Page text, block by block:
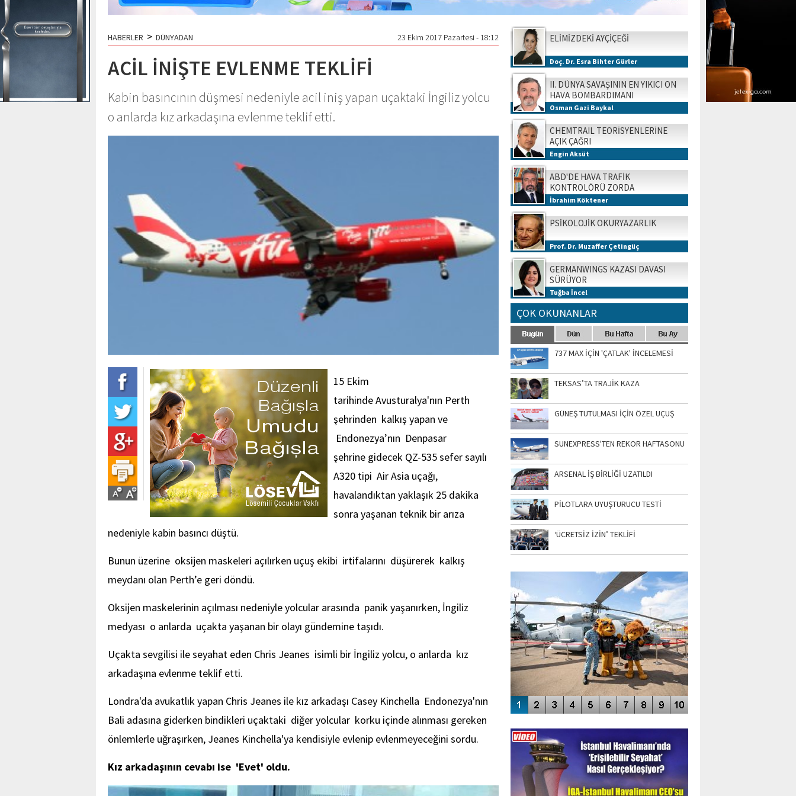
HABERLER > DÜNYADAN 23 Ekim 2017 Pazartesi - 18:12
ACİL İNİŞTE EVLENME TEKLİFİ
Kabin basıncının düşmesi nedeniyle acil iniş yapan uçaktaki İngiliz yolcu
o anlarda kız arkadaşına evlenme teklif etti.
15 Ekim
tarihinde Avusturalya'nın Perth
şehrinden kalkış yapan ve
Endonezya’nın Denpasar
şehrine gidecek QZ-535 sefer sayılı
A320 tipi Air Asia uçağı,
havalandıktan yaklaşık 25 dakika
sonra yaşanan teknik bir arıza
nedeniyle kabin basıncı düştü.
Bunun üzerine oksijen maskeleri açılırken uçuş ekibi irtifalarını düşürerek kalkış
meydanı olan Perth’e geri döndü.
Oksijen maskelerinin açılması nedeniyle yolcular arasında panik yaşanırken, İngiliz
medyası o anlarda uçakta yaşanan bir olayı gündemine taşıdı.
Uçakta sevgilisi ile seyahat eden Chris Jeanes isimli bir İngiliz yolcu, o anlarda kız
arkadaşına evlenme teklif etti.
Londra'da avukatlık yapan Chris Jeanes ile kız arkadaşı Casey Kinchella Endonezya'nın
Bali adasına giderken bindikleri uçaktaki diğer yolcular korku içinde alınması gereken
önlemlerle uğraşırken, Jeanes Kinchella'ya kendisiyle evlenip evlenmeyeceğini sordu.
Kız arkadaşının cevabı ise 'Evet' oldu.
ELİMİZDEKİ AYÇİÇEĞİ
Doç. Dr. Esra Bihter Gürler
II. DÜNYA SAVAŞININ EN YIKICI ON
HAVA BOMBARDIMANI
Osman Gazi Baykal
CHEMTRAIL TEORİSYENLERİNE
AÇIK ÇAĞRI
Engin Aksüt
ABD'DE HAVA TRAFİK
KONTROLÖRÜ ZORDA
İbrahim Köktener
PSİKOLOJİK OKURYAZARLIK
Prof. Dr. Muzaffer Çetingüç
GERMANWINGS KAZASI DAVASI
SÜRÜYOR
Tuğba İncel
ÇOK OKUNANLAR
737 MAX İÇİN 'ÇATLAK' İNCELEMESİ
TEKSAS’TA TRAJİK KAZA
GÜNEŞ TUTULMASI İÇİN ÖZEL UÇUŞ
SUNEXPRESS'TEN REKOR HAFTASONU
ARSENAL İŞ BİRLİĞİ UZATILDI
PİLOTLARA UYUŞTURUCU TESTİ
‘ÜCRETSİZ İZİN’ TEKLİFİ
SİNGAPUR AIRSHOW-2020
ENGELLERİN AŞILDIĞI HAVALİMANI